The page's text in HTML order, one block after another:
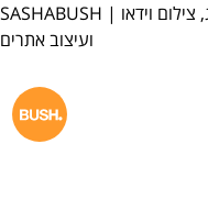
content
SASHABUSH | סשה בוש סטודיו 🚀 לעיצוב אריזות, מיתוג, צילום וידאו
ועיצוב אתרים